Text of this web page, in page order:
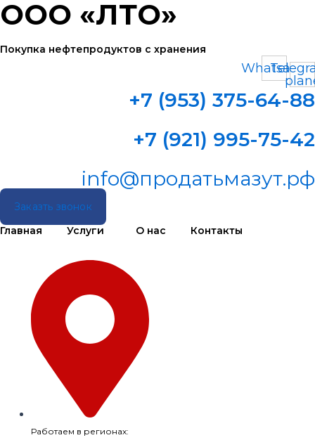
Перейти
кООО «ЛТО»
Покупка нефтепродуктов с хранения
Whatsapp
+7 (953) 375-64-88
+7 (921) 995-75-42
info@продатьмазут.рф
Заказть звонок
Главная
Услуги О нас Контакты
Работаем в регионах: